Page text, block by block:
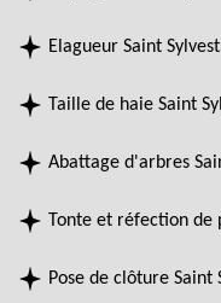
Elagueur Saint
Taille de haie Saint
Abattage d'arbres
Tonte et réfection de
Pose de clôture Saint